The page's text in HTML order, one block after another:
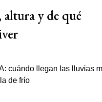
altura y de qué